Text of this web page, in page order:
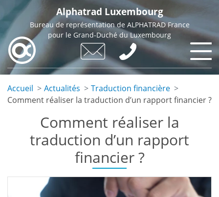
Skip
to
main
content
Alphatrad Luxembourg
Bureau de représentation de ALPHATRAD France
pour le Grand-Duché du Luxembourg
Accueil Actualités
Traduction financière
Comment réaliser la traduction d’un rapport financier ?
Comment réaliser la
traduction d’un rapport
financier ?